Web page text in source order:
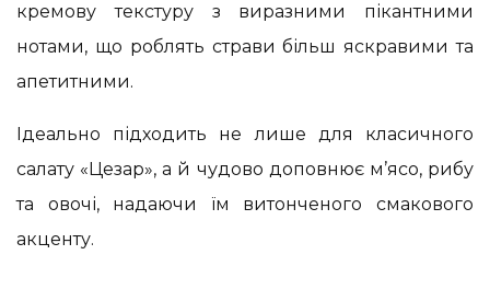
кремову текстуру з виразними пікантними
нотами, що роблять страви більш яскравими та
апетитними.
Ідеально підходить не лише для класичного
салату «Цезар», а й чудово доповнює м’ясо, рибу
та овочі, надаючи їм витонченого смакового
акценту.